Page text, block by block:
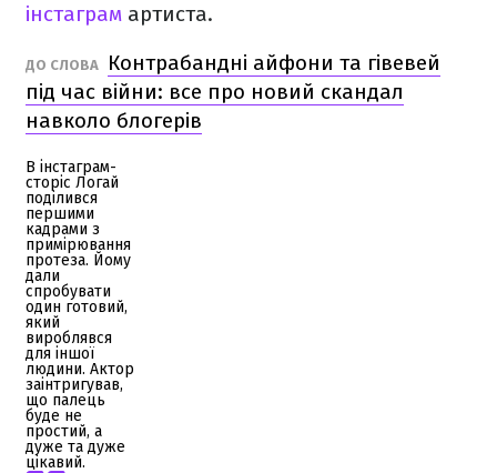
інстаграм артиста.
ДО СЛОВА
Контрабандні айфони та гівевей
під час війни: все про новий скандал
навколо блогерів
В інстаграм-
сторіс Логай
поділився
першими
кадрами з
примірювання
протеза. Йому
дали
спробувати
один готовий,
який
вироблявся
для іншої
людини. Актор
заінтригував,
що палець
буде не
простий, а
дуже та дуже
цікавий.